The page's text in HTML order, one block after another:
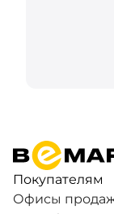
Покупателям
Офисы